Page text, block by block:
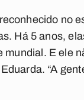
no
Há 5 anos,
E ele
“A